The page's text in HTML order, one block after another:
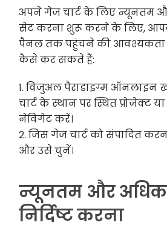
अपने गेज चार्ट के लिए न्यूनतम
सेट करना शुरू करने के लिए,
पैनल तक पहुंचने की आवश्यकता
कैसे कर सकते हैं:
1. विजुअल पैराडाइग्म
चार्ट के स्थान पर स्थित प्रोजेक्ट
नेविगेट करें।
2. जिस गेज चार्ट को संपादित
और उसे चुनें।
न्यूनतम और
निर्दिष्ट करना